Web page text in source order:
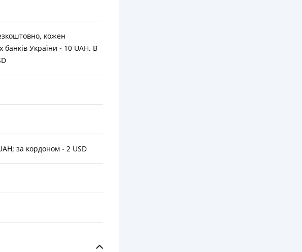
кожен
України - 10 UAH. В
за кордоном - 2 USD